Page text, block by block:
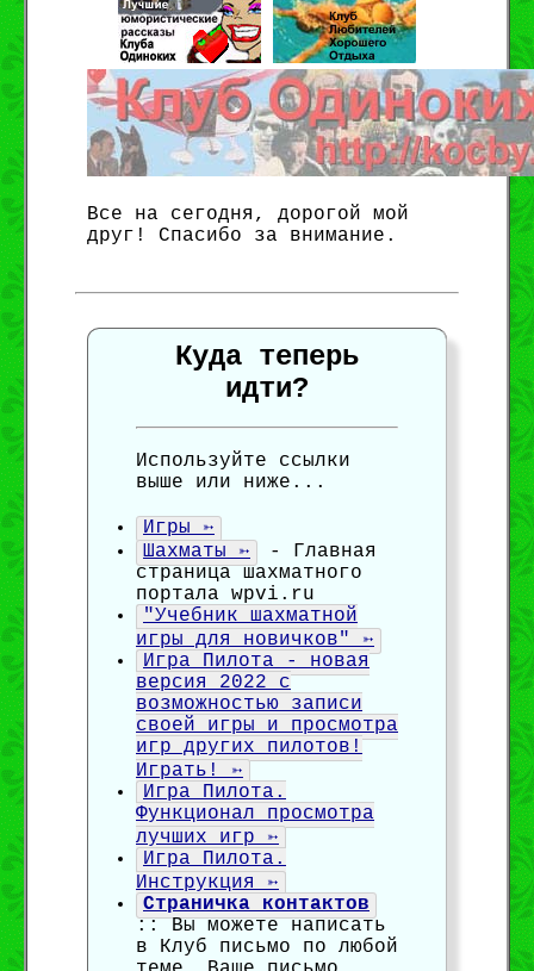
Все на сегодня, дорогой мой
друг! Спасибо за внимание.
Куда теперь
идти?
Используйте ссылки
выше или ниже...
Игры ➳
Шахматы ➳
- Главная
страница шахматного
портала wpvi.ru
"Учебник шахматной
игры для новичков" ➳
Игра Пилота - новая
версия 2022 с
возможностью записи
своей игры и просмотра
игр других пилотов!
Играть! ➳
Игра Пилота.
Функционал просмотра
лучших игр ➳
Игра Пилота.
Инструкция ➳
Страничка контактов
:: Вы можете написать
в Клуб письмо по любой